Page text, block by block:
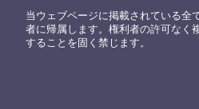
当ウェブページに掲載されている全
者に帰属します。権利者の許可なく
することを固く禁じます。